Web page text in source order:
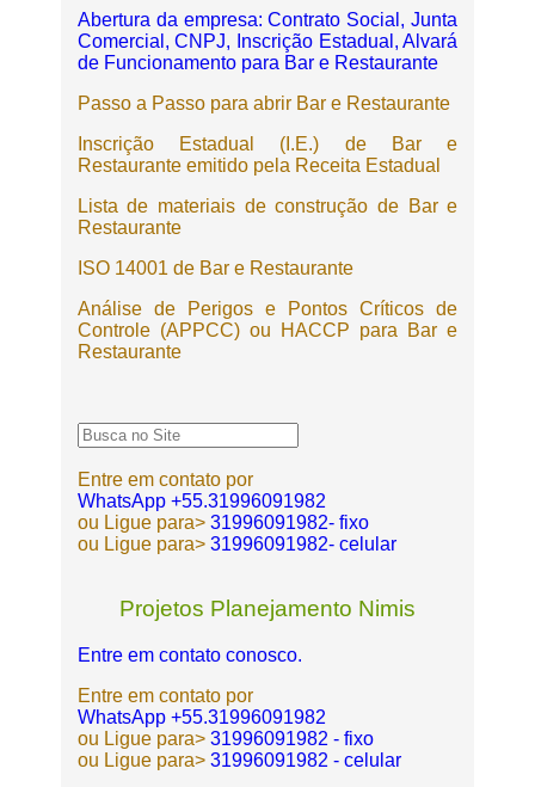
Abertura da empresa: Contrato Social, Junta
Comercial, CNPJ, Inscrição Estadual, Alvará
de Funcionamento para Bar e Restaurante
Passo a Passo para abrir Bar e Restaurante
Inscrição Estadual (I.E.) de Bar e
Restaurante emitido pela Receita Estadual
Lista de materiais de construção de Bar e
Restaurante
ISO 14001 de Bar e Restaurante
Análise de Perigos e Pontos Críticos de
Controle (APPCC) ou HACCP para Bar e
Restaurante
Entre em contato por
WhatsApp +55.31996091982
ou Ligue para> 31996091982- fixo
ou Ligue para>31996091982- celular
Projetos Planejamento Nimis
Entre em contato conosco.
Entre em contato por
WhatsApp +55.31996091982
ou Ligue para> 31996091982 - fixo
ou Ligue para>31996091982 - celular